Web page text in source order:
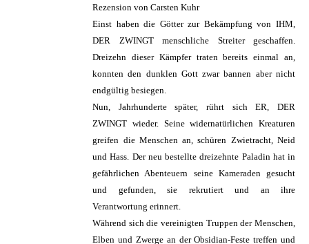
Rezension von Carsten Kuhr
Einst haben die Götter zur Bekämpfung von IHM,
DER ZWINGT menschliche Streiter geschaffen.
Dreizehn dieser Kämpfer traten bereits einmal an,
konnten den dunklen Gott zwar bannen aber nicht
endgültig besiegen.
Nun, Jahrhunderte später, rührt sich ER, DER
ZWINGT wieder. Seine widernatürlichen Kreaturen
greifen die Menschen an, schüren Zwietracht, Neid
und Hass. Der neu bestellte dreizehnte Paladin hat in
gefährlichen Abenteuern seine Kameraden gesucht
und gefunden, sie rekrutiert und an ihre
Verantwortung erinnert.
Während sich die vereinigten Truppen der Menschen,
Elben und Zwerge an der Obsidian-Feste treffen und